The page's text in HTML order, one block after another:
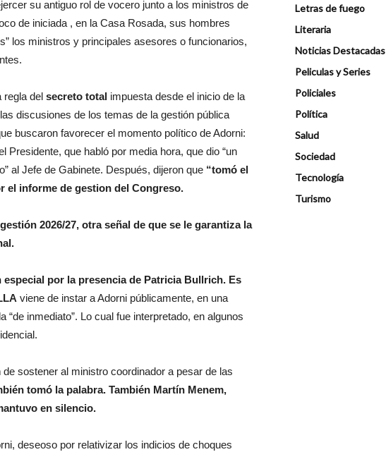
su antiguo rol de vocero junto a los ministros de
de iniciada , en la Casa Rosada, sus hombres
los ministros y principales asesores o funcionarios,
regla del secreto total impuesta desde el inicio de la
discusiones de los temas de la gestión pública
buscaron favorecer el momento político de Adorni:
Presidente, que habló por media hora, que dio “un
al Jefe de Gabinete. Después, dijeron que “tomó el
el informe de gestion del Congreso.
2026/27, otra señal de que se le garantiza la
por la presencia de Patricia Bullrich. Es
viene de instar a Adorni públicamente, en una
“de inmediato”. Lo cual fue interpretado, en algunos
sostener al ministro coordinador a pesar de las
tomó la palabra. También Martín Menem,
en silencio.
deseoso por relativizar los indicios de choques
Letras de fuego
Literaria
Noticias Destacadas
Peliculas y Series
Policiales
Política
Salud
Sociedad
Tecnología
Turismo